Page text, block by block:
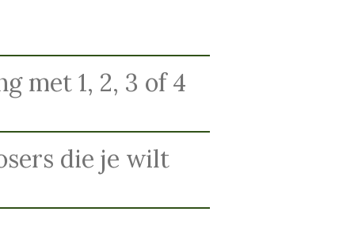
met 1, 2, 3 of 4
die je wilt